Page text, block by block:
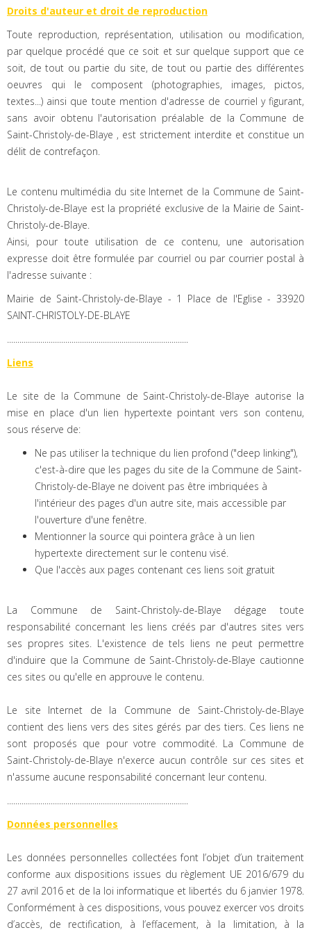
Droits d'auteur et droit de reproduction
Toute reproduction, représentation, utilisation ou modification,
par quelque procédé que ce soit et sur quelque support que ce
soit, de tout ou partie du site, de tout ou partie des différentes
oeuvres qui le composent (photographies, images, pictos,
textes...) ainsi que toute mention d'adresse de courriel y figurant,
sans avoir obtenu l'autorisation préalable de la Commune de
Saint-Christoly-de-Blaye , est strictement interdite et constitue un
délit de contrefaçon.
Le contenu multimédia du site Internet de la Commune de Saint-
Christoly-de-Blaye est la propriété exclusive de la Mairie de Saint-
Christoly-de-Blaye.
Ainsi, pour toute utilisation de ce contenu, une autorisation
expresse doit être formulée par courriel ou par courrier postal à
l'adresse suivante :
Mairie de Saint-Christoly-de-Blaye - 1 Place de l'Eglise - 33920
SAINT-CHRISTOLY-DE-BLAYE
.......................................................................................
Liens
Le site de la Commune de Saint-Christoly-de-Blaye autorise la
mise en place d'un lien hypertexte pointant vers son contenu,
sous réserve de:
Ne pas utiliser la technique du lien profond ("deep linking"),
c'est-à-dire que les pages du site de la Commune de Saint-
Christoly-de-Blaye ne doivent pas être imbriquées à
l'intérieur des pages d'un autre site, mais accessible par
l'ouverture d'une fenêtre.
Mentionner la source qui pointera grâce à un lien
hypertexte directement sur le contenu visé.
Que l'accès aux pages contenant ces liens soit gratuit
La Commune de Saint-Christoly-de-Blaye dégage toute
responsabilité concernant les liens créés par d'autres sites vers
ses propres sites. L'existence de tels liens ne peut permettre
d'induire que la Commune de Saint-Christoly-de-Blaye cautionne
ces sites ou qu'elle en approuve le contenu.
Le site Internet de la Commune de Saint-Christoly-de-Blaye
contient des liens vers des sites gérés par des tiers. Ces liens ne
sont proposés que pour votre commodité. La Commune de
Saint-Christoly-de-Blaye n'exerce aucun contrôle sur ces sites et
n'assume aucune responsabilité concernant leur contenu.
.......................................................................................
Données personnelles
Les données personnelles collectées font l’objet d’un traitement
conforme aux dispositions issues du règlement UE 2016/679 du
27 avril 2016 et de la loi informatique et libertés du 6 janvier 1978.
Conformément à ces dispositions, vous pouvez exercer vos droits
d’accès, de rectification, à l’effacement, à la limitation, à la